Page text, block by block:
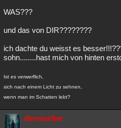
WAS???
und das von DIR????????
ich dachte du weisst es
sohn........hast mich von hinten
Ist es verwerflich,
sich nach einem Licht zu sehnen,
wenn man im Schatten lebt?
derraucher